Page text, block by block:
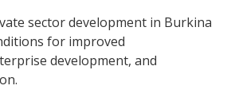
sector development in Burkina
for improved
development, and